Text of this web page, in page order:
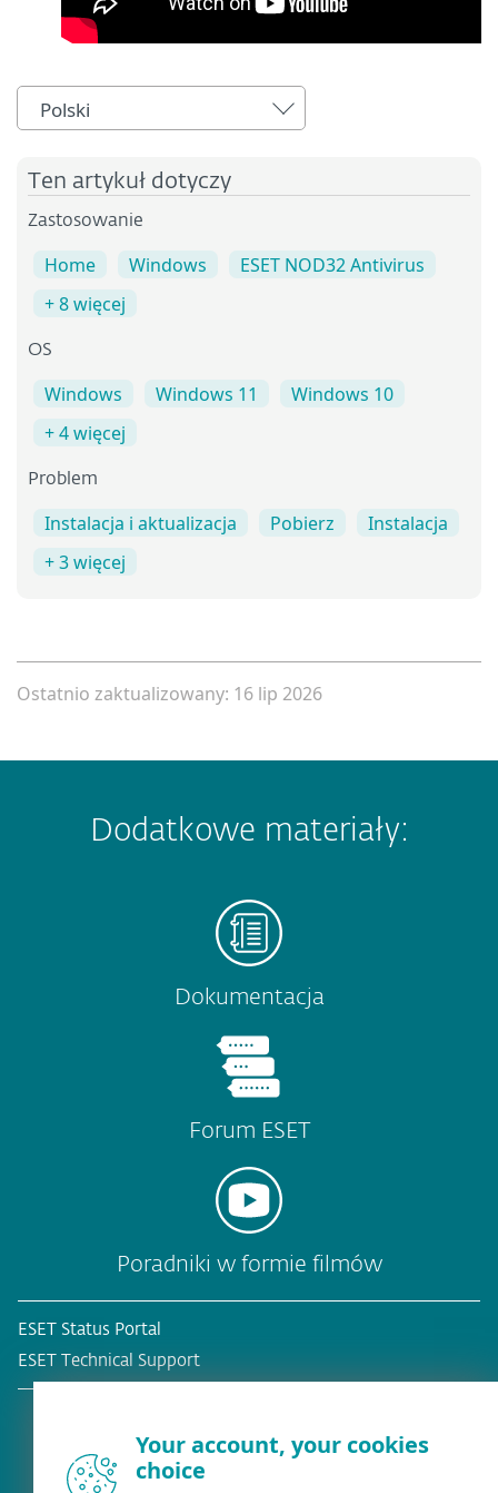
Polski
Ten artykuł dotyczy
Zastosowanie
Home Windows
ESET NOD32 Antivirus
+ 8 więcej
OS
Windows Windows 11
Windows 10
+ 4 więcej
Problem
Instalacja i aktualizacja Pobierz
Instalacja
+ 3 więcej
Ostatnio zaktualizowany: 16 lip 2026
Dodatkowe materiały:
Dokumentacja
Forum ESET
Poradniki w formie filmów
ESET Status Portal
ESET Technical Support
Your account, your cookies
choice